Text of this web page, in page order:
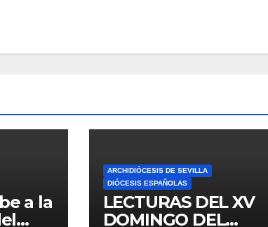
a la
ARCHIDIÓCESIS DE SEVILLA
DIÓCESIS ESPAÑOLAS
LECTURAS DEL XV
DOMINGO DEL